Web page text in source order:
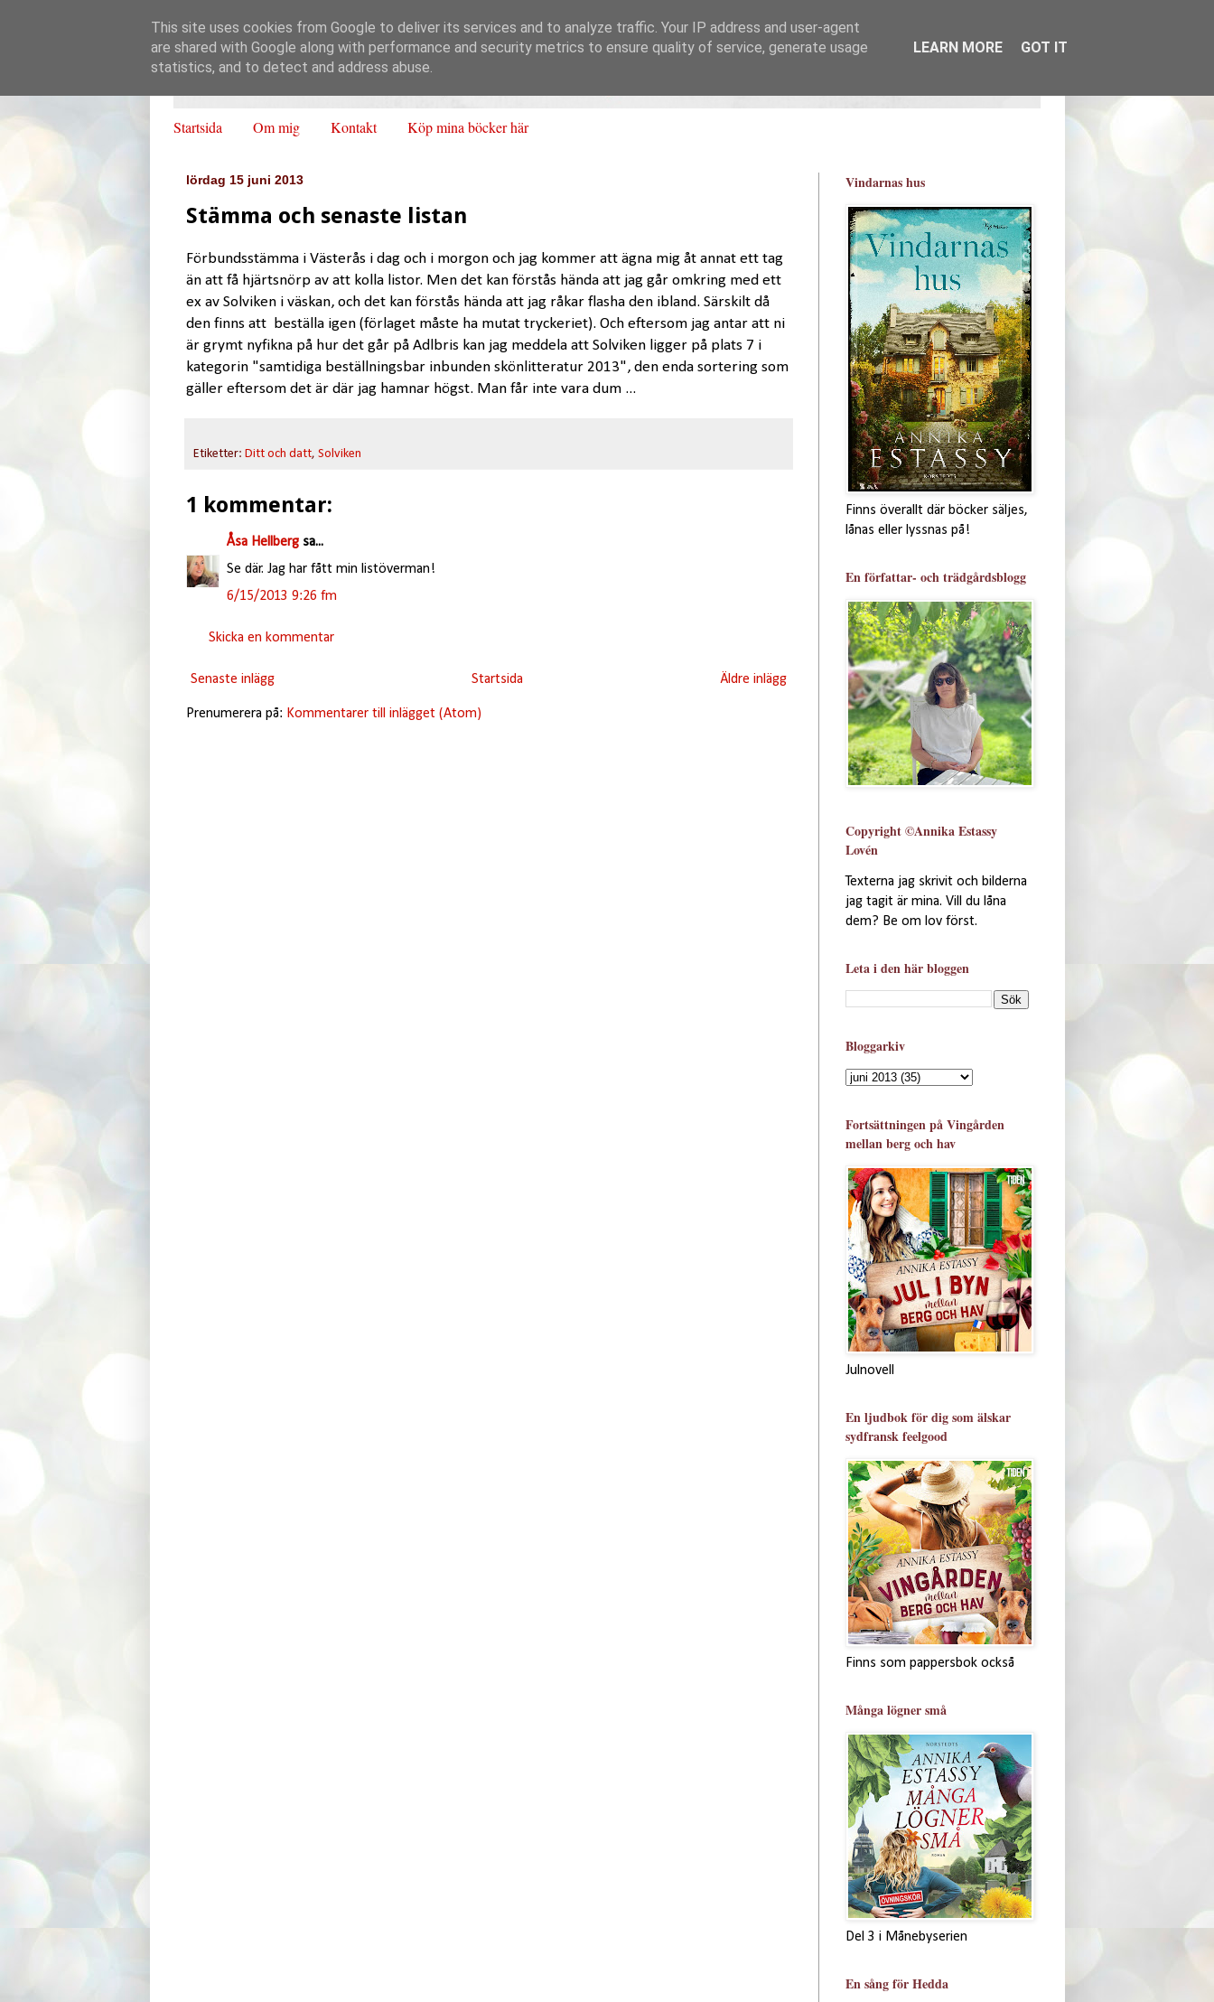
Startsida Om mig Kontakt Köp mina böcker här
lördag 15 juni 2013
Stämma och senaste listan
Förbundsstämma i Västerås i dag och i morgon och jag kommer att ägna mig åt annat ett tag
än att få hjärtsnörp av att kolla listor. Men det kan förstås hända att jag går omkring med ett
ex av Solviken i väskan, och det kan förstås hända att jag råkar flasha den ibland. Särskilt då
den finns att beställa igen (förlaget måste ha mutat tryckeriet). Och eftersom jag antar att ni
är grymt nyfikna på hur det går på Adlbris kan jag meddela att Solviken ligger på plats 7 i
kategorin "samtidiga beställningsbar inbunden skönlitteratur 2013", den enda sortering som
gäller eftersom det är där jag hamnar högst. Man får inte vara dum ...
Etiketter: Ditt och datt, Solviken
1 kommentar:
Åsa Hellbergsa...
Se där. Jag har fått min listöverman!
6/15/2013 9:26 fm
Skicka en kommentar
Senaste inlägg Äldre inlägg
Startsida
Prenumerera på: Kommentarer till inlägget (Atom)
Vindarnas hus
Finns överallt där böcker säljes,
lånas eller lyssnas på!
En författar- och trädgårdsblogg
Copyright ©Annika Estassy
Lovén
Texterna jag skrivit och bilderna
jag tagit är mina. Vill du låna
dem? Be om lov först.
Leta i den här bloggen
Bloggarkiv
Fortsättningen på Vingården
mellan berg och hav
Julnovell
En ljudbok för dig som älskar
sydfransk feelgood
Finns som pappersbok också
Många lögner små
Del 3 i Månebyserien
En sång för Hedda
This site uses cookies from Google to deliver its services and to analyze traffic. Your IP address and user-agent
are shared with Google along with performance and security metrics to ensure quality of service, generate usage
statistics, and to detect and address abuse.
LEARN MORE GOT IT